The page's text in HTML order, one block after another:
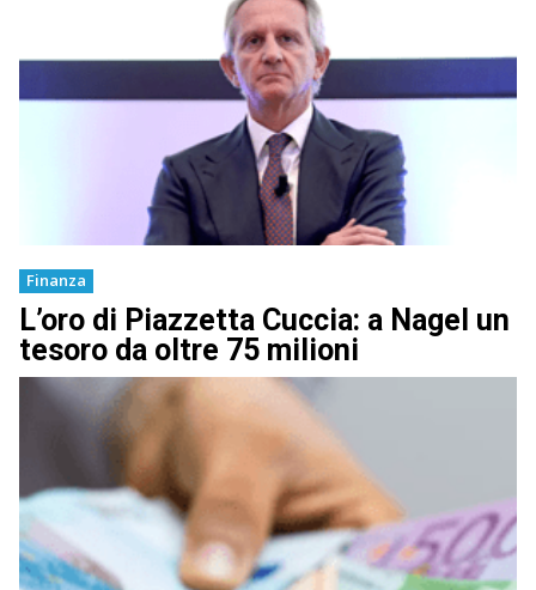
Finanza
L’oro di Piazzetta Cuccia: a Nagel un
tesoro da oltre 75 milioni